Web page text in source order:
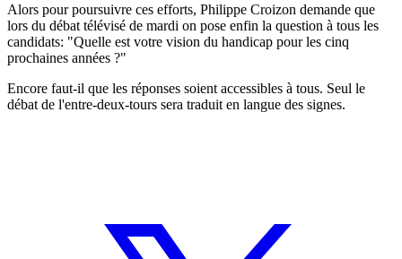
Alors pour poursuivre ces efforts, Philippe Croizon demande que
lors du débat télévisé de mardi on pose enfin la question à tous les
candidats: "Quelle est votre vision du handicap pour les cinq
prochaines années ?"
Encore faut-il que les réponses soient accessibles à tous. Seul le
débat de l'entre-deux-tours sera traduit en langue des signes.